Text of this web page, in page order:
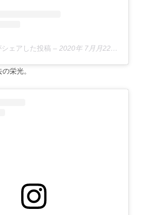
ェアした投稿 – 2020年 7月月22日午前4時22分PDT
栄光。